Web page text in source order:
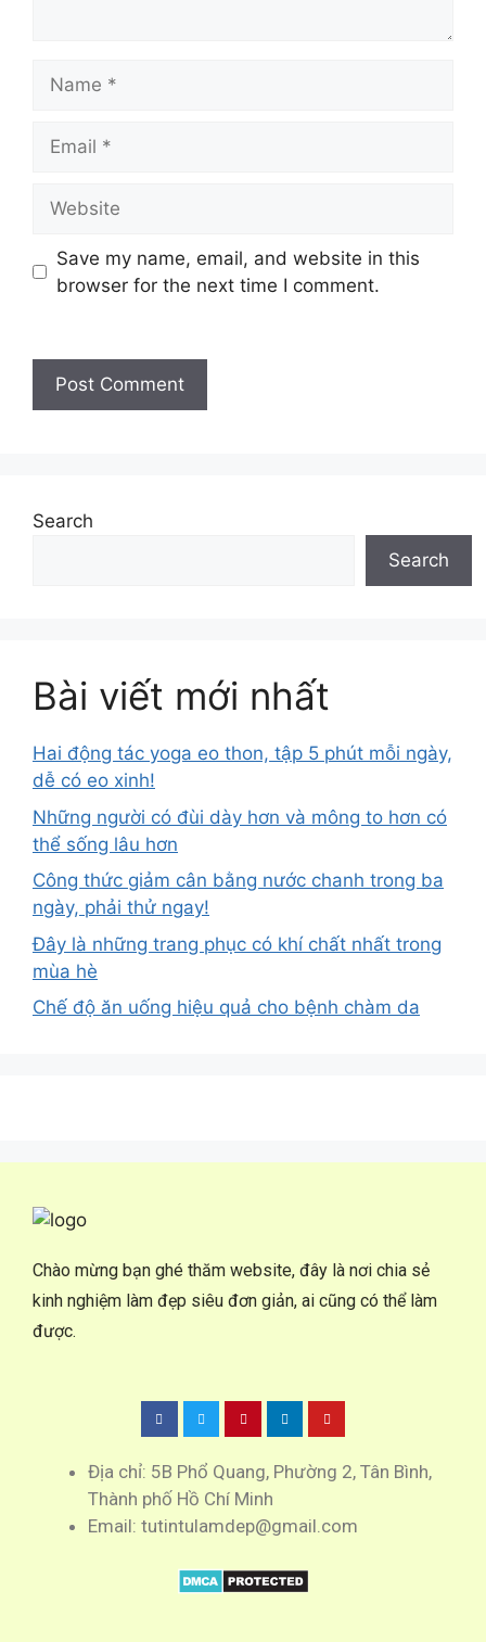
Save my name, email, and website in this
browser for the next time I comment.
Search
Search
Bài viết mới nhất
Hai động tác yoga eo thon, tập 5 phút mỗi ngày,
dễ có eo xinh!
Những người có đùi dày hơn và mông to hơn có
thể sống lâu hơn
Công thức giảm cân bằng nước chanh trong ba
ngày, phải thử ngay!
Đây là những trang phục có khí chất nhất trong
mùa hè
Chế độ ăn uống hiệu quả cho bệnh chàm da
Chào mừng bạn ghé thăm website, đây là nơi chia sẻ
kinh nghiệm làm đẹp siêu đơn giản, ai cũng có thể làm
được.
Địa chỉ: 5B Phổ Quang, Phường 2, Tân Bình,
Thành phố Hồ Chí Minh
Email: tutintulamdep@gmail.com